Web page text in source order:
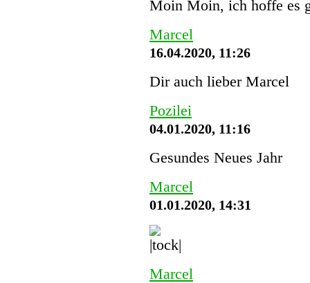
Moin Moin, ich hoffe es
Marcel
16.04.2020, 11:26
Dir auch lieber Marcel
Pozilei
04.01.2020, 11:16
Gesundes Neues Jahr
Marcel
01.01.2020, 14:31
Marcel